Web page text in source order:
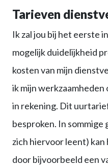
Tarieven
Ik zal jou bij het eerste
mogelijk duidelijkheid
kosten van mijn
ik mijn werkzaamheden
in rekening. Dit
besproken. In sommige
zich hiervoor leent)
door bijvoorbeeld een